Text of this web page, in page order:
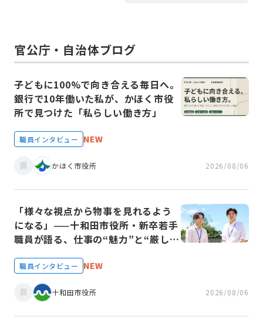
官公庁・自治体ブログ
子どもに100%で向き合える毎日へ。
銀行で10年働いた私が、かほく市役
所で見つけた「私らしい働き方」
職員インタビュー NEW
かほく市役所 2026/08/06
「様々な視点から物事を見れるよう
になる」——十和田市役所・新卒若手
職員が語る、仕事の“魅力”と“厳し
職員インタビュー NEW
十和田市役所 2026/08/06